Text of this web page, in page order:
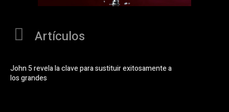
Artículos
John 5 revela la clave para sustituir exitosamente a
los grandes